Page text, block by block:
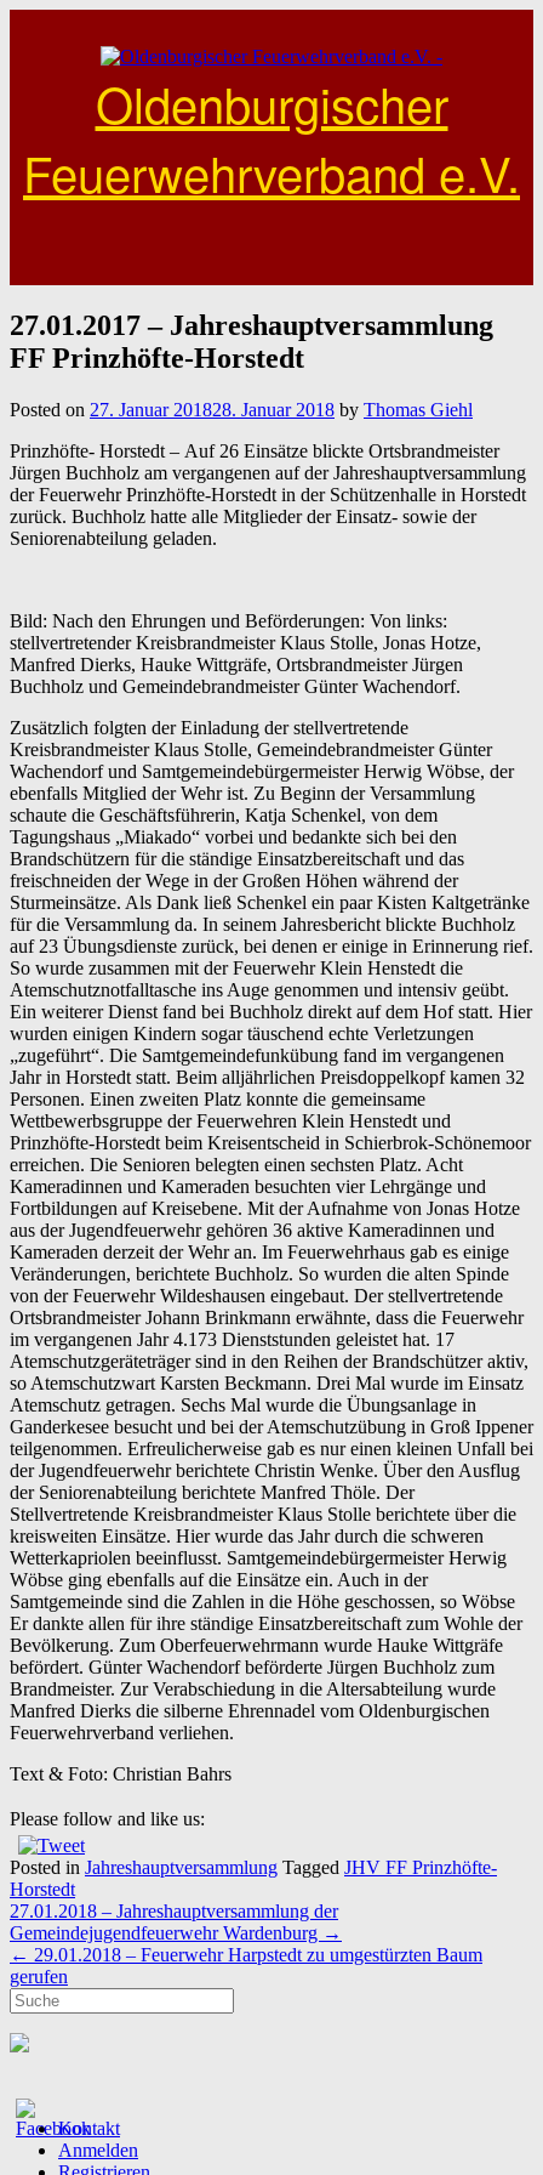
Oldenburgischer
Feuerwehrverband e.V.
27.01.2017 – Jahreshauptversammlung
FF Prinzhöfte-Horstedt
Posted on 27. Januar 201828. Januar 2018 by Thomas Giehl
Prinzhöfte- Horstedt – Auf 26 Einsätze blickte Ortsbrandmeister
Jürgen Buchholz am vergangenen auf der Jahreshauptversammlung
der Feuerwehr Prinzhöfte-Horstedt in der Schützenhalle in Horstedt
zurück. Buchholz hatte alle Mitglieder der Einsatz- sowie der
Seniorenabteilung geladen.
Bild: Nach den Ehrungen und Beförderungen: Von links:
stellvertretender Kreisbrandmeister Klaus Stolle, Jonas Hotze,
Manfred Dierks, Hauke Wittgräfe, Ortsbrandmeister Jürgen
Buchholz und Gemeindebrandmeister Günter Wachendorf.
Zusätzlich folgten der Einladung der stellvertretende
Kreisbrandmeister Klaus Stolle, Gemeindebrandmeister Günter
Wachendorf und Samtgemeindebürgermeister Herwig Wöbse, der
ebenfalls Mitglied der Wehr ist. Zu Beginn der Versammlung
schaute die Geschäftsführerin, Katja Schenkel, von dem
Tagungshaus „Miakado“ vorbei und bedankte sich bei den
Brandschützern für die ständige Einsatzbereitschaft und das
freischneiden der Wege in der Großen Höhen während der
Sturmeinsätze. Als Dank ließ Schenkel ein paar Kisten Kaltgetränke
für die Versammlung da. In seinem Jahresbericht blickte Buchholz
auf 23 Übungsdienste zurück, bei denen er einige in Erinnerung rief.
So wurde zusammen mit der Feuerwehr Klein Henstedt die
Atemschutznotfalltasche ins Auge genommen und intensiv geübt.
Ein weiterer Dienst fand bei Buchholz direkt auf dem Hof statt. Hier
wurden einigen Kindern sogar täuschend echte Verletzungen
„zugeführt“. Die Samtgemeindefunkübung fand im vergangenen
Jahr in Horstedt statt. Beim alljährlichen Preisdoppelkopf kamen 32
Personen. Einen zweiten Platz konnte die gemeinsame
Wettbewerbsgruppe der Feuerwehren Klein Henstedt und
Prinzhöfte-Horstedt beim Kreisentscheid in Schierbrok-Schönemoor
erreichen. Die Senioren belegten einen sechsten Platz. Acht
Kameradinnen und Kameraden besuchten vier Lehrgänge und
Fortbildungen auf Kreisebene. Mit der Aufnahme von Jonas Hotze
aus der Jugendfeuerwehr gehören 36 aktive Kameradinnen und
Kameraden derzeit der Wehr an. Im Feuerwehrhaus gab es einige
Veränderungen, berichtete Buchholz. So wurden die alten Spinde
von der Feuerwehr Wildeshausen eingebaut. Der stellvertretende
Ortsbrandmeister Johann Brinkmann erwähnte, dass die Feuerwehr
im vergangenen Jahr 4.173 Dienststunden geleistet hat. 17
Atemschutzgeräteträger sind in den Reihen der Brandschützer aktiv,
so Atemschutzwart Karsten Beckmann. Drei Mal wurde im Einsatz
Atemschutz getragen. Sechs Mal wurde die Übungsanlage in
Ganderkesee besucht und bei der Atemschutzübung in Groß Ippener
teilgenommen. Erfreulicherweise gab es nur einen kleinen Unfall bei
der Jugendfeuerwehr berichtete Christin Wenke. Über den Ausflug
der Seniorenabteilung berichtete Manfred Thöle. Der
Stellvertretende Kreisbrandmeister Klaus Stolle berichtete über die
kreisweiten Einsätze. Hier wurde das Jahr durch die schweren
Wetterkapriolen beeinflusst. Samtgemeindebürgermeister Herwig
Wöbse ging ebenfalls auf die Einsätze ein. Auch in der
Samtgemeinde sind die Zahlen in die Höhe geschossen, so Wöbse
Er dankte allen für ihre ständige Einsatzbereitschaft zum Wohle der
Bevölkerung. Zum Oberfeuerwehrmann wurde Hauke Wittgräfe
befördert. Günter Wachendorf beförderte Jürgen Buchholz zum
Brandmeister. Zur Verabschiedung in die Altersabteilung wurde
Manfred Dierks die silberne Ehrennadel vom Oldenburgischen
Feuerwehrverband verliehen.
Text & Foto: Christian Bahrs
Please follow and like us:
Posted in Jahreshauptversammlung Tagged JHV FF Prinzhöfte-
Horstedt
Post
navigation
27.01.2018 – Jahreshauptversammlung der
Gemeindejugendfeuerwehr Wardenburg →
← 29.01.2018 – Feuerwehr Harpstedt zu umgestürzten Baum
gerufen
Kontakt
Anmelden